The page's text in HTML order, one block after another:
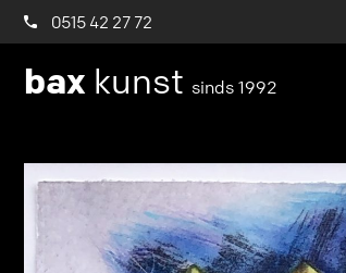
0515 42 27 72
bax kunst sinds 1992